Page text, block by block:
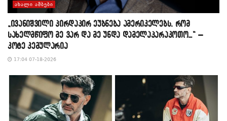
ᲐᲮᲐᲚᲘ ᲐᲛᲑᲔᲑᲘ
„ივანიშვილი პირდაპირ ეუბნება ამერიკელებს, რომ
სახელმწიფო მე ვარ და მე უნდა დამელაპარაკოთო…“ –
კოტე კემულარია
17:04 07-18-2026